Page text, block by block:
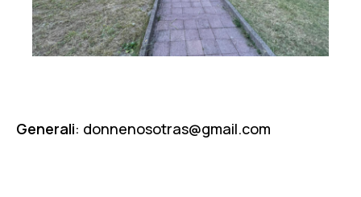
Generali: donnenosotras@gmail.com